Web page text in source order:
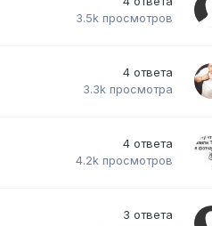
3.5k просмотров
4 ответа
3.3k просмотра
4 ответа
4.2k просмотров
3 ответа